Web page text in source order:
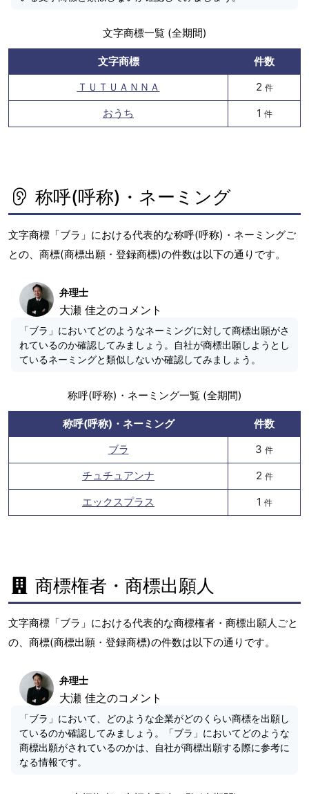
文字商標一覧 (全期間)
文字商標
件数
ＴＵＴＵＡＮＮＡ
2 件
おうち 1 件
称呼(呼称)・ネーミング
文字商標「ブラ」における代表的な称呼(呼称)・ネーミングご
との、商標(商標出願・登録商標)の件数は以下の通りです。
弁理士
大瀬 佳之のコメント
「ブラ」においてどのようなネーミングに対して商標出願がさ
れているのか確認してみましょう。自社が商標出願しようとし
ているネーミングと類似しないか確認してみましょう。
称呼(呼称)・ネーミング一覧 (全期間)
称呼(呼称)・ネーミング
件数
ブラ
3 件
チュチュアンナ 2 件
エックスプラス 1 件
商標権者・商標出願人
文字商標「ブラ」における代表的な商標権者・商標出願人ごと
の、商標(商標出願・登録商標)の件数は以下の通りです。
弁理士
大瀬 佳之のコメント
「ブラ」において、どのような企業がどのくらい商標を出願し
ているのか確認してみましょう。「ブラ」においてどのような
商標出願がされているのかは、自社が商標出願する際に参考に
なる情報です。